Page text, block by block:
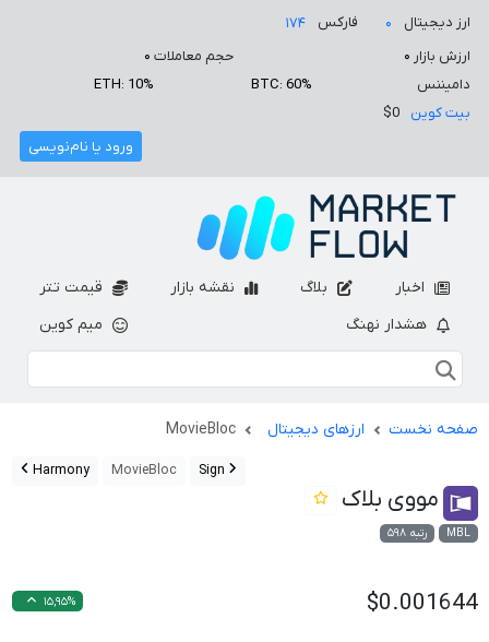
ارز دیجیتال ۰ فارکس
۱۷۴
ارزش بازار ۰ حجم معاملات ۰
دامیننس
BTC: 60%
ETH: 10%
بیت کوین
$0
ورود یا نام‌نویسی
اخبار بلاگ نقشه بازار
قیمت تتر
هشدار نهنگ
میم کوین
صفحه نخست ارزهای دیجیتال MovieBloc
MovieBloc
Harmony
مووی بلاک
MBL رتبه ۵۹۸
$0.001644 ۱۵,۹۵%